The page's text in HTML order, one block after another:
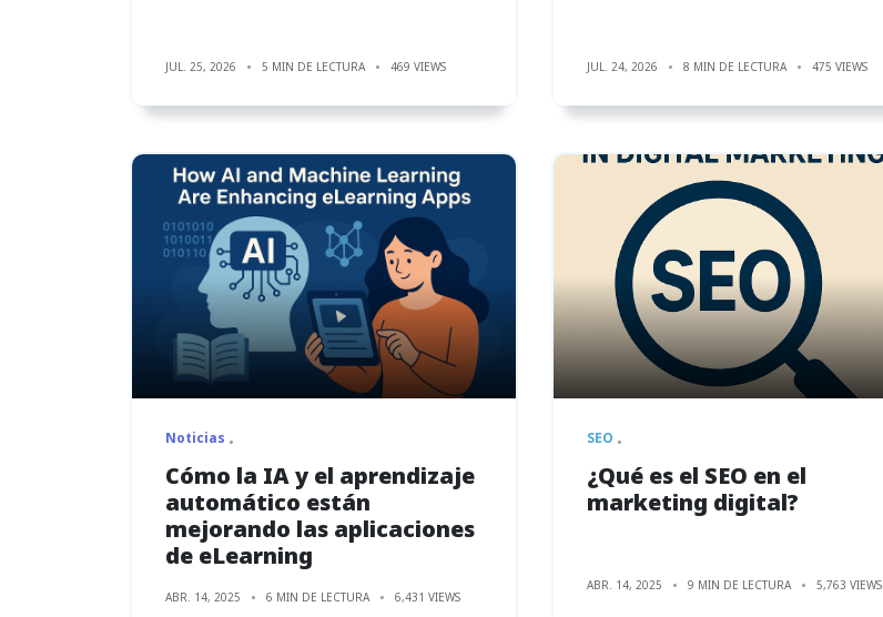
JUL. 25, 2026 5 MIN DE LECTURA 469 VIEWS JUL. 24, 2026 8 MIN DE LECTURA 475 VIEWS
Noticias
Cómo la IA y el aprendizaje
automático están
mejorando las aplicaciones
de eLearning
ABR. 14, 2025 6 MIN DE LECTURA 6,431 VIEWS
SEO
¿Qué es el SEO en el
marketing digital?
ABR. 14, 2025 9 MIN DE LECTURA 5,763 VIEWS